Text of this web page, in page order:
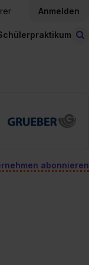
Anmelden
abonnieren